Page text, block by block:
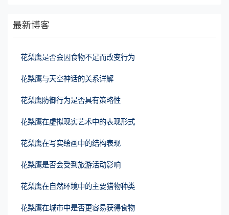
最新博客
花梨鹰是否会因食物不足而改变行为
花梨鹰与天空神话的关系详解
花梨鹰防御行为是否具有策略性
花梨鹰在虚拟现实艺术中的表现形式
花梨鹰在写实绘画中的结构表现
花梨鹰是否会受到旅游活动影响
花梨鹰在自然环境中的主要猎物种类
花梨鹰在城市中是否更容易获得食物